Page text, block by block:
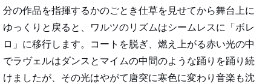
分の作品を指揮するかのごとき仕草を見せてから舞台上に
ゆっくりと戻ると、ワルツのリズムはシームレスに「ボレ
ロ」に移行します。コートを脱ぎ、燃え上がる赤い光の中
でラヴェルはダンスとマイムの中間のような踊りを踊り続
けましたが、その光はやがて唐突に寒色に変わり音楽も沈